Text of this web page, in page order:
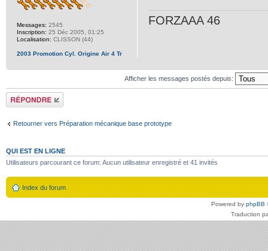
FORZAAA 46
Messages: 2545
Inscription: 25 Déc 2005, 01:25
Localisation: CLISSON (44)
2003 Promotion Cyl. Origine Air 4 Tr
Afficher les messages postés depuis:
Répondre
Retourner vers Préparation mécanique base prototype
QUI EST EN LIGNE
Utilisateurs parcourant ce forum: Aucun utilisateur enregistré et 41 invités
Index du forum
Powered by phpBB
Traduction